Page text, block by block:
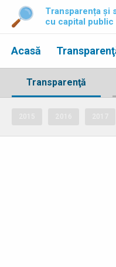
Transparența și
cu capital public
Acasă
Transparenţă